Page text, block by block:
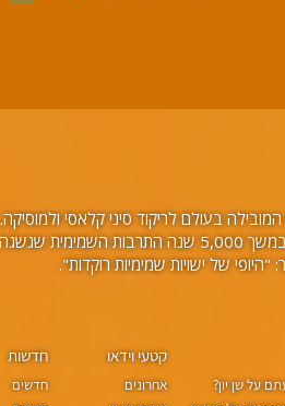
בעולם לריקוד סיני קלאסי
עלילתיים, בליווי תזמורת וזמרים
על שן יון?
קטעי וידאו
אחרונים
חדשות
חדשים